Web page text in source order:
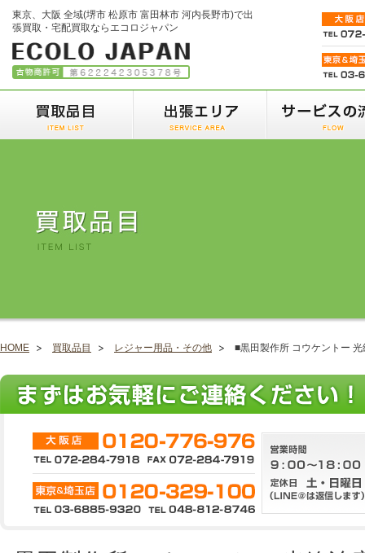
東京、大阪 全域(堺市 松原市 富田林市 河内長野市)で出
張買取・宅配買取ならエコロジャパン
HOME 買取品目 レジャー用品・その他 ■黒田製作所 コウケントー